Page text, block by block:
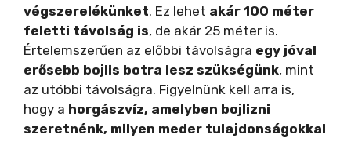
végszerelékünket. Ez lehet akár 100 méter
feletti távolság is, de akár 25 méter is.
Értelemszerűen az előbbi távolságra egy jóval
erősebb bojlis botra lesz szükségünk, mint
az utóbbi távolságra. Figyelnünk kell arra is,
hogy a horgászvíz, amelyben bojlizni
szeretnénk, milyen meder tulajdonságokkal